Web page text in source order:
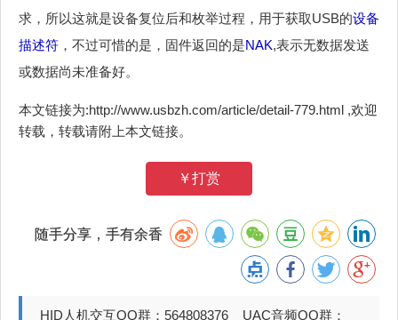
求，所以这就是设备复位后和枚举过程，用于获取USB的设备
描述符 ，不过可惜的是，固件返回的是NAK,表示无数据发送
或数据尚未准备好。
本文链接为:http://www.usbzh.com/article/detail-779.html ,欢迎
转载，转载请附上本文链接。
￥打赏
随手分享，手有余香
HID人机交互QQ群：564808376 UAC音频QQ群：